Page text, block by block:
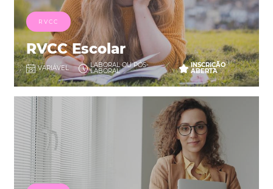
RVCC
RVCC Escolar
VARIÁVEL LABORAL OU PÓS-
LABORAL
INSCRIÇÃO
ABERTA